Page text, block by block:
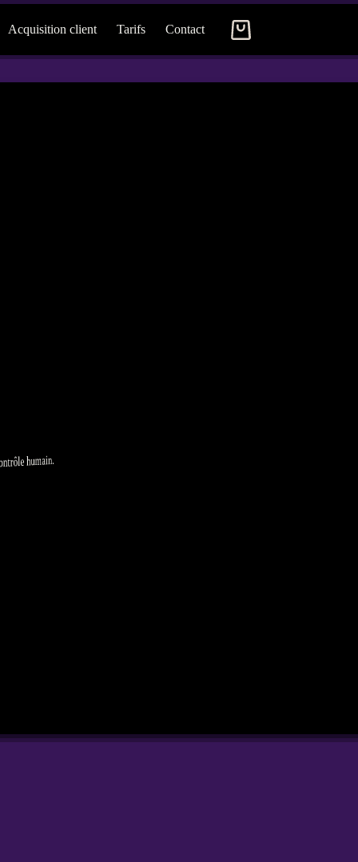
Acquisition client Tarifs Contact
Panier
humain.